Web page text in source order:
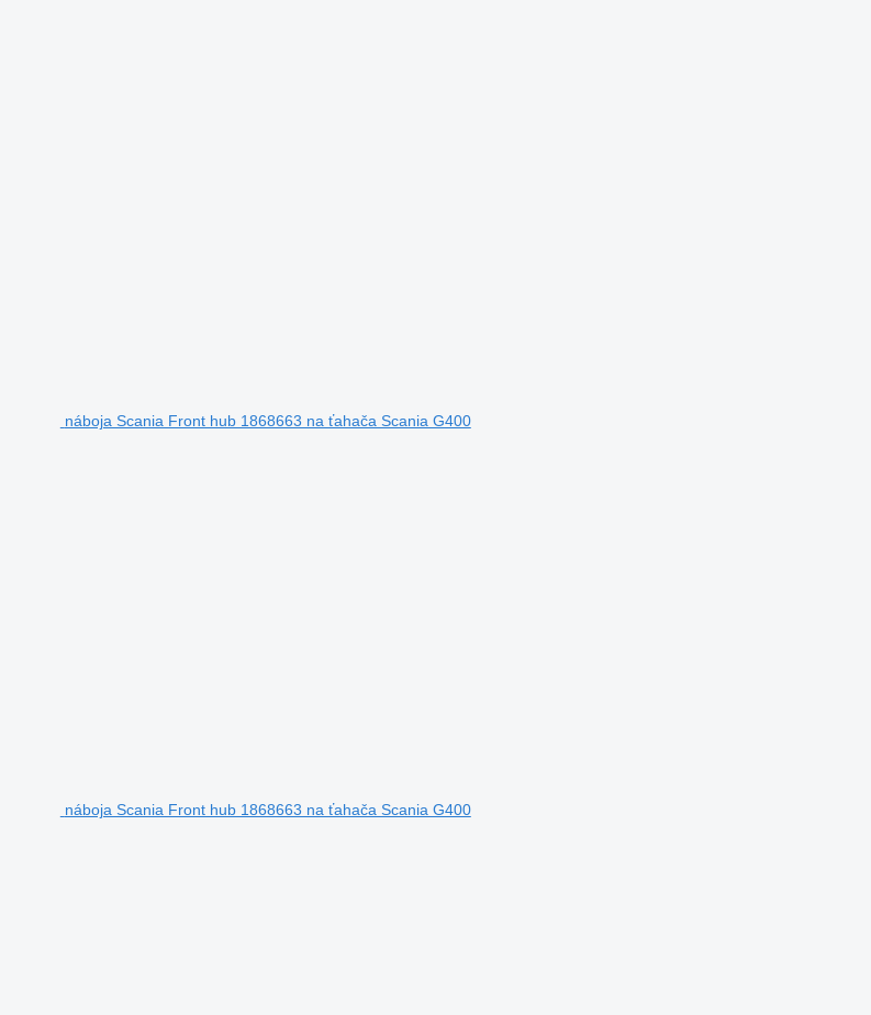
náboja Scania Front hub 1868663 na ťahača Scania G400
náboja Scania Front hub 1868663 na ťahača Scania G400